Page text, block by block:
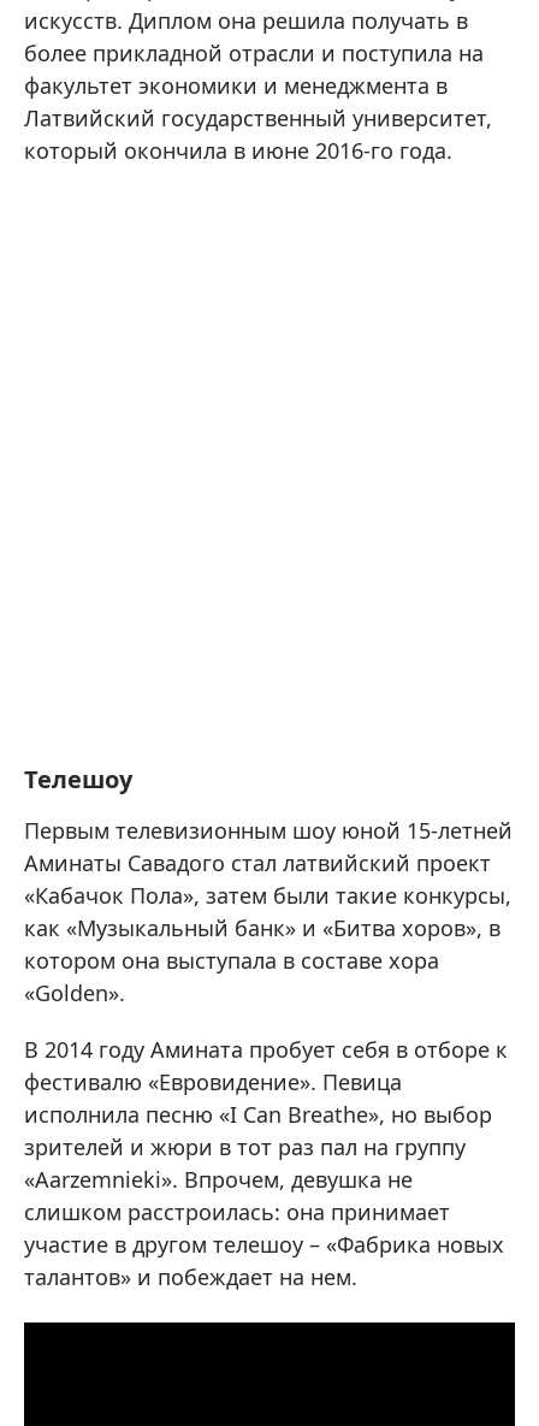
искусств. Диплом она решила получать в
более прикладной отрасли и поступила на
факультет экономики и менеджмента в
Латвийский государственный университет,
который окончила в июне 2016-го года.
Телешоу
Первым телевизионным шоу юной 15-летней
Аминаты Савадого стал латвийский проект
«Кабачок Пола», затем были такие конкурсы,
как «Музыкальный банк» и «Битва хоров», в
котором она выступала в составе хора
«Golden».
В 2014 году Амината пробует себя в отборе к
фестивалю «Евровидение». Певица
исполнила песню «I Can Breathe», но выбор
зрителей и жюри в тот раз пал на группу
«Aarzemnieki». Впрочем, девушка не
слишком расстроилась: она принимает
участие в другом телешоу – «Фабрика новых
талантов» и побеждает на нем.